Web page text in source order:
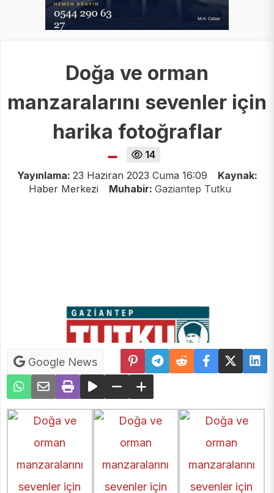
Doğa ve orman
manzaralarını sevenler için
harika fotoğraflar
14
Yayınlama: 23 Haziran 2023 Cuma 16:09
Kaynak:
Haber Merkezi
Muhabir: Gaziantep Tutku
Google News